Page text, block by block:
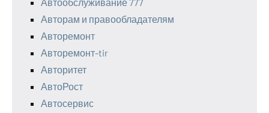
Авторам и правообладателям
Авторемонт
Авторемонт-tir
Авторитет
АвтоРост
Автосервис